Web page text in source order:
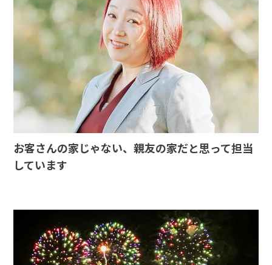
お客さんの家じゃない、親友の家だと思って担当
しています